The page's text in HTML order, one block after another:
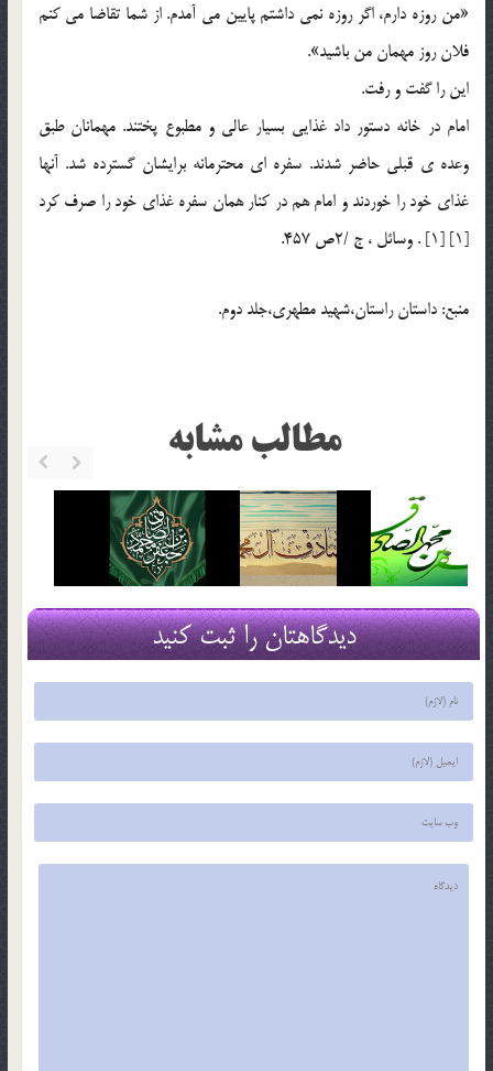
«من روزه دارم، اگر روزه نمی داشتم پایین می آمدم. از شما تقاضا می كنم
فلان روز مهمان من باشید».
این را گفت و رفت.
امام در خانه دستور داد غذایی بسیار عالی و مطبوع پختند. مهمانان طبق
وعده ی قبلی حاضر شدند. سفره ای محترمانه برایشان گسترده شد. آنها
غذای خود را خوردند و امام هم در كنار همان سفره غذای خود را صرف كرد
[1] [1] . وسائل ، ج /2ص 457.
منبع: داستان راستان،شهید مطهری،جلد دوم.
مطالب مشابه
دیدگاهتان را ثبت کنید